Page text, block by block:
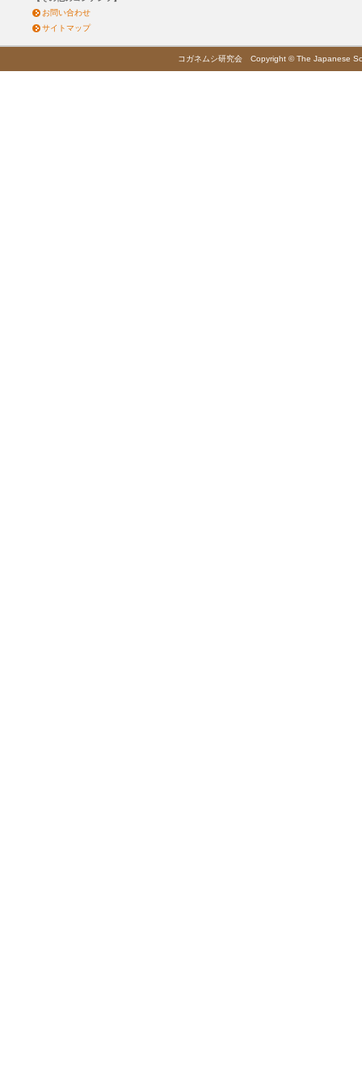
お問い合わせ
サイトマップ
コガネムシ研究会 Copyright © The Japanese